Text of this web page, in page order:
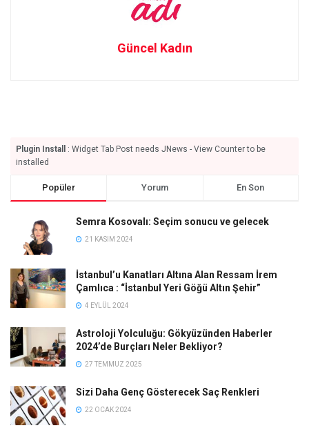
Güncel Kadın
Plugin Install
: Widget Tab Post needs JNews - View Counter to be
installed
Popüler Yorum En Son
Semra Kosovalı: Seçim sonucu ve gelecek
21 KASIM 2024
İstanbul’u Kanatları Altına Alan Ressam İrem
Çamlıca : “İstanbul Yeri Göğü Altın Şehir”
4 EYLÜL 2024
Astroloji Yolculuğu: Gökyüzünden Haberler
2024’de Burçları Neler Bekliyor?
27 TEMMUZ 2025
Sizi Daha Genç Gösterecek Saç Renkleri
22 OCAK 2024